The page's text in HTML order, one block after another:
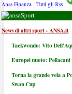
Ansa Finanza - Tutti gli Rss
Sport
News di altri sport - ANSA.it
Taekwondo: Vito
Europei nuoto:
Torna la grande vela a
Swan Cup